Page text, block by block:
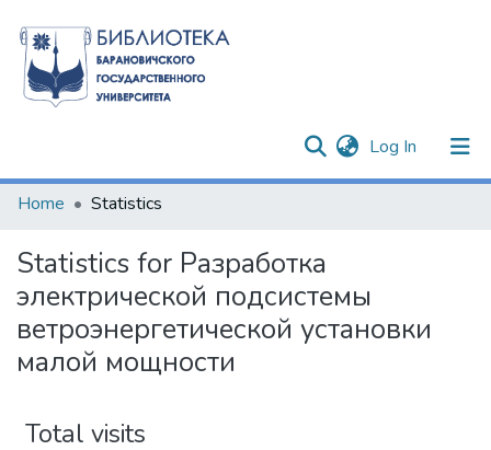
Log In (current)
Communities & Collections
Home Statistics
Statistics for Разработка
электрической подсистемы
ветроэнергетической установки
малой мощности
Total visits